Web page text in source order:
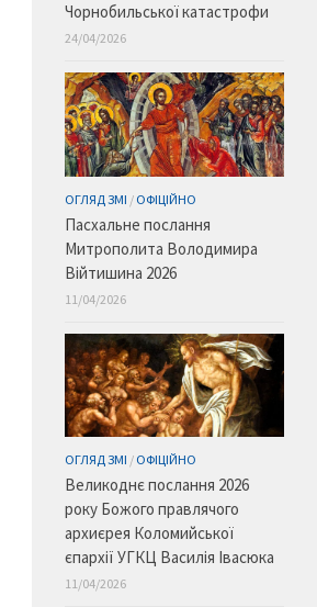
Чорнобильської катастрофи
24/04/2026
ОГЛЯД ЗМІ / ОФІЦІЙНО
Пасхальне послання
Митрополита Володимира
Війтишина 2026
11/04/2026
ОГЛЯД ЗМІ / ОФІЦІЙНО
Великоднє послання 2026
року Божого правлячого
архиєрея Коломийської
єпархії УГКЦ Василія Івасюка
11/04/2026